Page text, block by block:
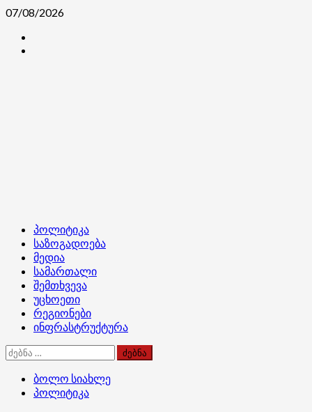
Skip
content
07/08/2026
Primary
Menu
პოლიტიკა
საზოგადოება
მედია
სამართალი
შემთხვევა
უცხოეთი
რეგიონები
ინფრასტრუქტურა
ძებნა:
ბოლო სიახლე
პოლიტიკა